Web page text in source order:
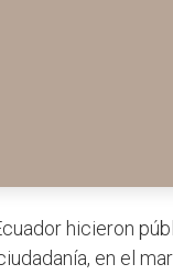
hicieron
en el